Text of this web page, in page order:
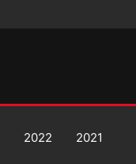
2022 2021